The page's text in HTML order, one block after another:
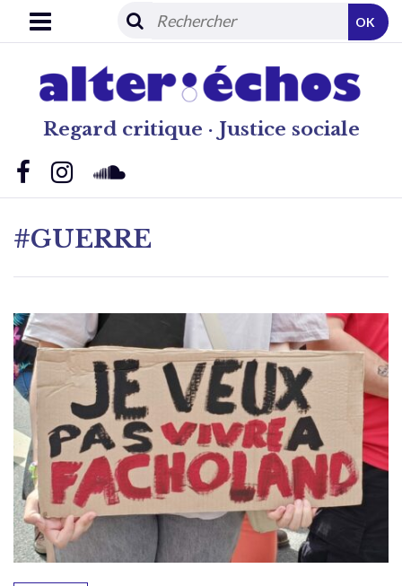
Regard critique · Justice sociale
OK
#GUERRE